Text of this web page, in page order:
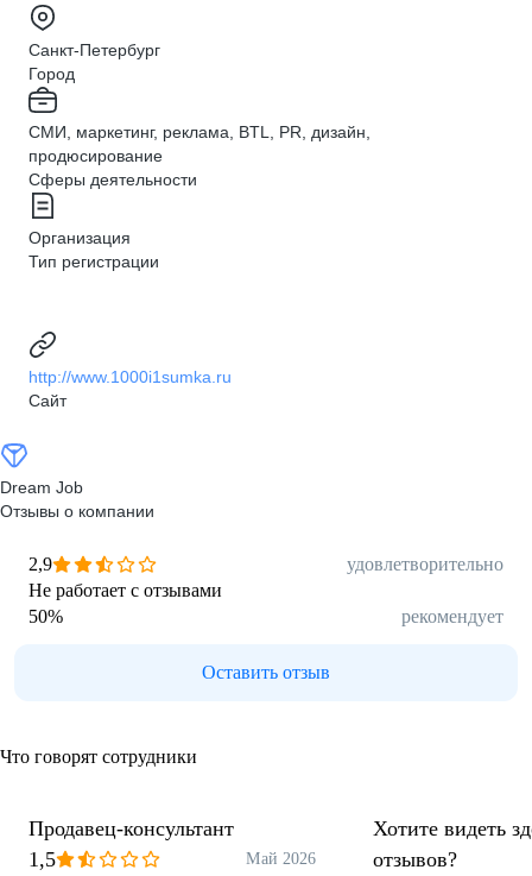
Санкт-Петербург
Город
СМИ, маркетинг, реклама, BTL, PR, дизайн,
продюсирование
Сферы деятельности
Организация
Тип регистрации
http://www.1000i1sumka.ru
Сайт
Dream Job
Отзывы о компании
2,9
удовлетворительно
Не работает с отзывами
50% рекомендует
Оставить отзыв
Что говорят сотрудники
Продавец-консультант
1,5
Май 2026
Хотите видеть
отзывов?